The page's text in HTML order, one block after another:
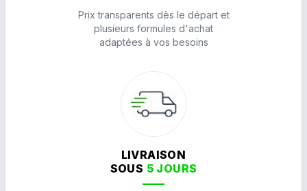
Prix transparents dès le départ et
plusieurs formules d'achat
adaptées à vos besoins
LIVRAISON
SOUS 5 JOURS